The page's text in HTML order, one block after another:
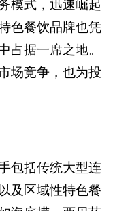
模式，迅速崛起
色餐饮品牌也凭
占据一席之地。
场竞争，也为投
包括传统大型连
及区域性特色餐